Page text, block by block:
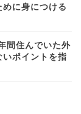
めに身につける
間住んでいた外
ポイントを指